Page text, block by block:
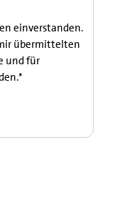
einverstanden.
übermittelten
und für
*